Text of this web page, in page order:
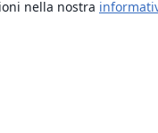
nella nostra